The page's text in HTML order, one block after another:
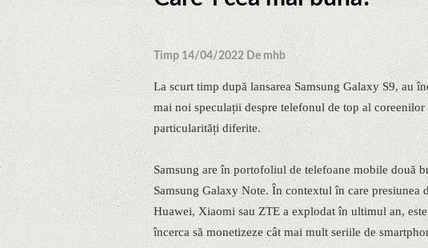
Timp 14/04/2022 De mhb
La scurt timp după lansarea Samsung Galaxy S9, au
mai noi speculații despre telefonul de top al
particularități diferite.
Samsung are în portofoliul de telefoane mobile două
Samsung Galaxy Note. În contextul în care
Huawei, Xiaomi sau ZTE a explodat în ultimul an,
încerca să monetizeze cât mai mult seriile de